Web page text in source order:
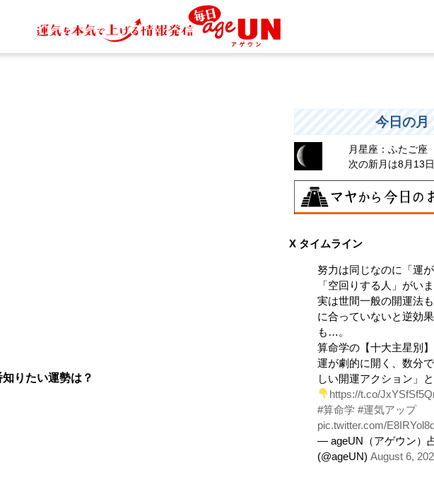
りたい運勢は？
今日の月
月星座：ふたご座
次の新月は8月13日
興味のある分野で、熟練を
なくではなく、そこに集中
とで、才能が開花します。
X タイムライン
努力は同じなのに「運
「空回りする人」がい
実は世間一般の開運法
に合っていないと逆効
も…。
算命学の【十大主星別
運が劇的に開く、数分
しい開運アクション」と
https://t.co/
#算命学 #運気アップ
pic.twitter.com/E8IRYol8dl
— ageUN（アゲウン）
(@ageUN) August 6,